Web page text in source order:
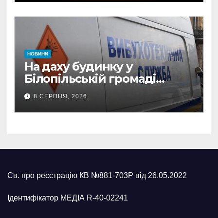
відзнаки
НОВИНИ
На даху будинку у
Білопільській громаді
знайшли 120-мм міну
8 СЕРПНЯ, 2026
Св. про реєстрацію КВ №881-703Р від 26.05.2022
Ідентифікатор МЕДІА R-40-02241